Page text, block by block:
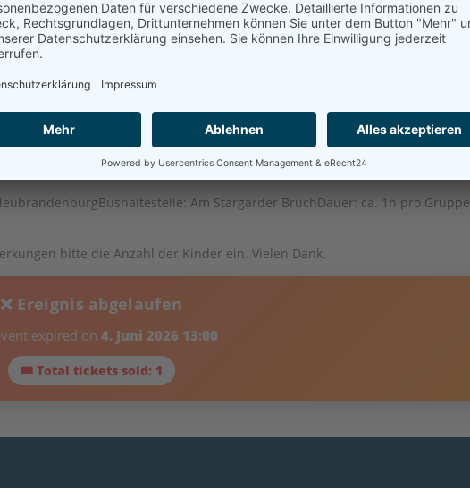
e Mama/Papa begleitet ihn stets
zu erhalten
innen
Bushaltestelle: Am Stargarder Bruch Dauer: ca. 1h pro Gruppe
bitte die Anzahl der Kinder ein. Vielen Dank.
❌ Ereignis abgelaufen
expired on 4. Juni 2026 13:00
🎟 Total tickets sold: 1